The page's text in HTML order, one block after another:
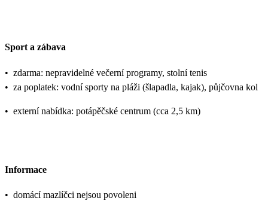
Sport a zábava
• zdarma: nepravidelné večerní programy, stolní tenis
• za poplatek: vodní sporty na pláži (šlapadla, kajak), půjčovna kol
• externí nabídka: potápěčské centrum (cca 2,5 km)
Informace
• domácí mazlíčci nejsou povoleni